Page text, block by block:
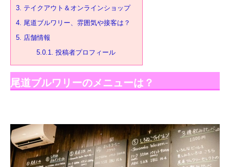
3. テイクアウト＆オンラインショップ
4. 尾道ブルワリー、雰囲気や接客は？
5. 店舗情報
5.0.1. 投稿者プロフィール
尾道ブルワリーのメニューは？